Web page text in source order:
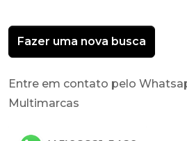
Fazer uma nova busca
Entre em contato pelo
Multimarcas